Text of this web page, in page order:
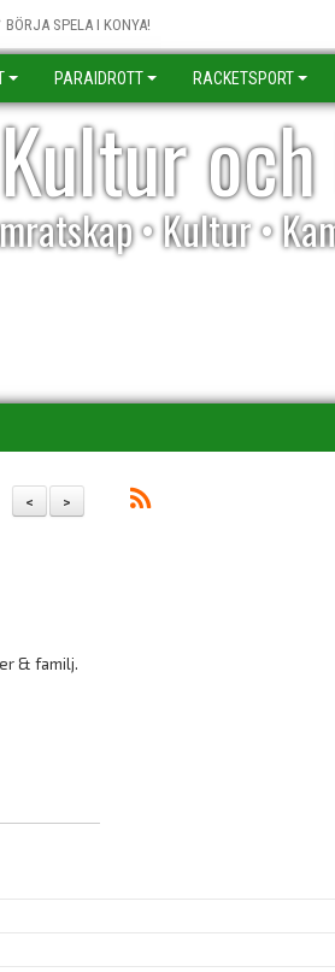
BÖRJA SPELA I KONYA!
PARAIDROTT RACKETSPORT
• Kultur •
>
<
& familj.